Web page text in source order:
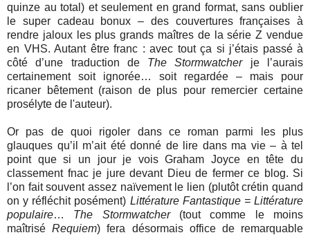
quinze au total) et seulement en grand format, sans oublier
le super cadeau bonux – des couvertures françaises à
rendre jaloux les plus grands maîtres de la série Z vendue
en VHS. Autant être franc : avec tout ça si j’étais passé à
côté d’une traduction de The Stormwatcherje l’aurais
certainement soit ignorée… soit regardée – mais pour
ricaner bêtement (raison de plus pour remercier certaine
prosélyte de l'auteur).
Or pas de quoi rigoler dans ce roman parmi les plus
glauques qu’il m’ait été donné de lire dans ma vie – à tel
point que si un jour je vois Graham Joyce en tête du
classement fnac je jure devant Dieu de fermer ce blog. Si
l’on fait souvent assez naïvement le lien (plutôt crétin quand
on y réfléchit posément) Littérature Fantastique = Littérature
populaire… The Stormwatcher(tout comme le moins
maîtriséRequiem) fera désormais office de remarquable